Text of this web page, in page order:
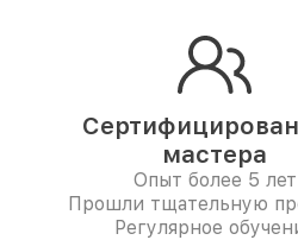
мастера
Опыт более 5 лет
Прошли тщательную
Регулярное